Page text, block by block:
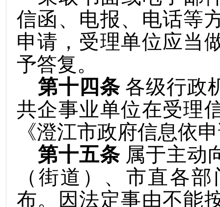
信函、电报、电话等
申请，受理单位应当
予答复。
第十四条 各级行政
共企事业单位在受理
《澄江市政府信息依
第十五条 属于主动
（街道）、市直各部
布。因法定事由不能